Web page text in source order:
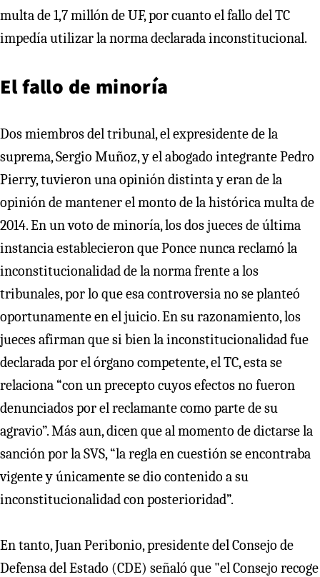
multa de 1,7 millón de UF, por cuanto el fallo del TC
impedía utilizar la norma declarada inconstitucional.
El fallo de minoría
Dos miembros del tribunal, el expresidente de la
suprema, Sergio Muñoz, y el abogado integrante Pedro
Pierry, tuvieron una opinión distinta y eran de la
opinión de mantener el monto de la histórica multa de
2014. En un voto de minoría, los dos jueces de última
instancia establecieron que Ponce nunca reclamó la
inconstitucionalidad de la norma frente a los
tribunales, por lo que esa controversia no se planteó
oportunamente en el juicio. En su razonamiento, los
jueces afirman que si bien la inconstitucionalidad fue
declarada por el órgano competente, el TC, esta se
relaciona “con un precepto cuyos efectos no fueron
denunciados por el reclamante como parte de su
agravio”. Más aun, dicen que al momento de dictarse la
sanción por la SVS, “la regla en cuestión se encontraba
vigente y únicamente se dio contenido a su
inconstitucionalidad con posterioridad”.
En tanto, Juan Peribonio, presidente del Consejo de
Defensa del Estado (CDE) señaló que "el Consejo recoge